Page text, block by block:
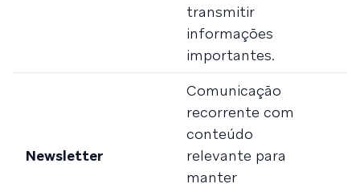
transmitir
informações
importantes.
Newsletter
Comunicação
recorrente com
conteúdo
relevante para
manter